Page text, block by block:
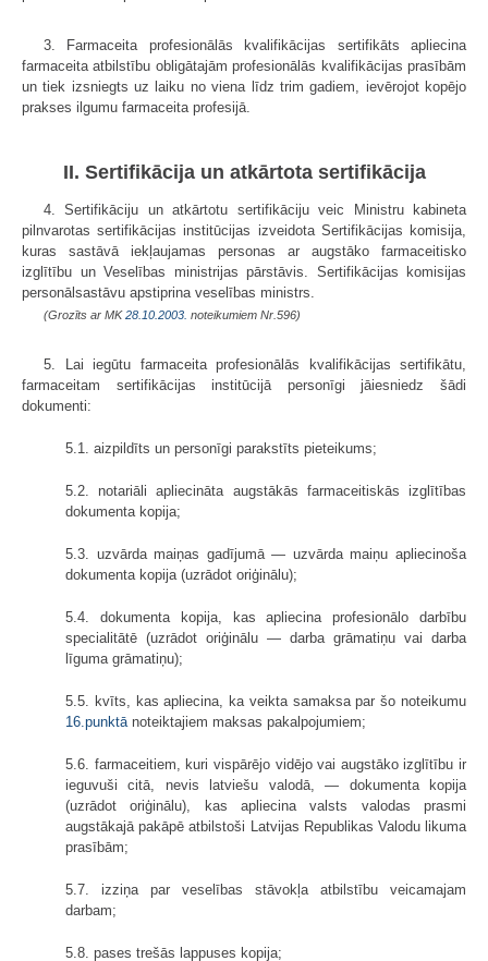
3. Farmaceita profesionālās kvalifikācijas sertifikāts apliecina
farmaceita atbilstību obligātajām profesionālās kvalifikācijas prasībām
un tiek izsniegts uz laiku no viena līdz trim gadiem, ievērojot kopējo
prakses ilgumu farmaceita profesijā.
II. Sertifikācija un atkārtota sertifikācija
4. Sertifikāciju un atkārtotu sertifikāciju veic Ministru kabineta
pilnvarotas sertifikācijas institūcijas izveidota Sertifikācijas komisija,
kuras sastāvā iekļaujamas personas ar augstāko farmaceitisko
izglītību un Veselības ministrijas pārstāvis. Sertifikācijas komisijas
personālsastāvu apstiprina veselības ministrs.
(Grozīts ar MK28.10.2003. noteikumiem Nr.596)
5. Lai iegūtu farmaceita profesionālās kvalifikācijas sertifikātu,
farmaceitam sertifikācijas institūcijā personīgi jāiesniedz šādi
dokumenti:
5.1. aizpildīts un personīgi parakstīts pieteikums;
5.2. notariāli apliecināta augstākās farmaceitiskās izglītības
dokumenta kopija;
5.3. uzvārda maiņas gadījumā — uzvārda maiņu apliecinoša
dokumenta kopija (uzrādot oriģinālu);
5.4. dokumenta kopija, kas apliecina profesionālo darbību
specialitātē (uzrādot oriģinālu — darba grāmatiņu vai darba
līguma grāmatiņu);
5.5. kvīts, kas apliecina, ka veikta samaksa par šo noteikumu
16.punktānoteiktajiem maksas pakalpojumiem;
5.6. farmaceitiem, kuri vispārējo vidējo vai augstāko izglītību ir
ieguvuši citā, nevis latviešu valodā, — dokumenta kopija
(uzrādot oriģinālu), kas apliecina valsts valodas prasmi
augstākajā pakāpē atbilstoši Latvijas Republikas Valodu likuma
prasībām;
5.7. izziņa par veselības stāvokļa atbilstību veicamajam
darbam;
5.8. pases trešās lappuses kopija;